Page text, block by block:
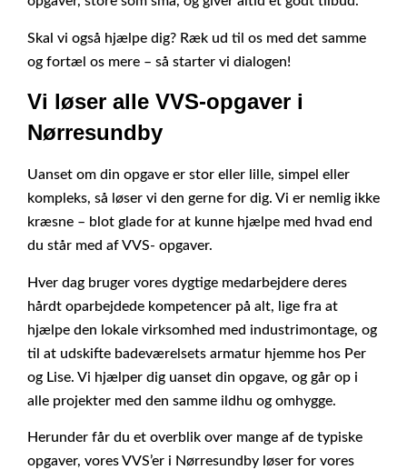
Skal vi også hjælpe dig? Ræk ud til os med det samme
og fortæl os mere – så starter vi dialogen!
Vi løser alle VVS-opgaver i
Nørresundby
Uanset om din opgave er stor eller lille, simpel eller
kompleks, så løser vi den gerne for dig. Vi er nemlig ikke
kræsne – blot glade for at kunne hjælpe med hvad end
du står med af VVS- opgaver.
Hver dag bruger vores dygtige medarbejdere deres
hårdt oparbejdede kompetencer på alt, lige fra at
hjælpe den lokale virksomhed med industrimontage, og
til at udskifte badeværelsets armatur hjemme hos Per
og Lise. Vi hjælper dig uanset din opgave, og går op i
alle projekter med den samme ildhu og omhygge.
Herunder får du et overblik over mange af de typiske
opgaver, vores VVS’er i Nørresundby løser for vores